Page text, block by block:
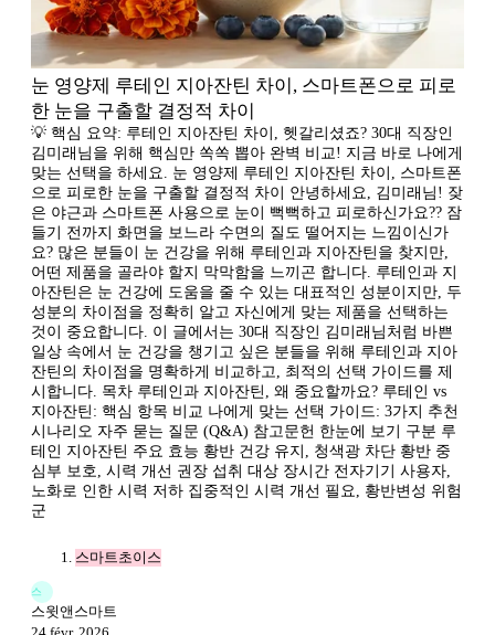
눈 영양제 루테인 지아잔틴 차이, 스마트폰으로 피로
한 눈을 구출할 결정적 차이
💡 핵심 요약: 루테인 지아잔틴 차이, 헷갈리셨죠? 30대 직장인
김미래님을 위해 핵심만 쏙쏙 뽑아 완벽 비교! 지금 바로 나에게
맞는 선택을 하세요. 눈 영양제 루테인 지아잔틴 차이, 스마트폰
으로 피로한 눈을 구출할 결정적 차이 안녕하세요, 김미래님! 잦
은 야근과 스마트폰 사용으로 눈이 뻑뻑하고 피로하신가요?? 잠
들기 전까지 화면을 보느라 수면의 질도 떨어지는 느낌이신가
요? 많은 분들이 눈 건강을 위해 루테인과 지아잔틴을 찾지만,
어떤 제품을 골라야 할지 막막함을 느끼곤 합니다. 루테인과 지
아잔틴은 눈 건강에 도움을 줄 수 있는 대표적인 성분이지만, 두
성분의 차이점을 정확히 알고 자신에게 맞는 제품을 선택하는
것이 중요합니다. 이 글에서는 30대 직장인 김미래님처럼 바쁜
일상 속에서 눈 건강을 챙기고 싶은 분들을 위해 루테인과 지아
잔틴의 차이점을 명확하게 비교하고, 최적의 선택 가이드를 제
시합니다. 목차 루테인과 지아잔틴, 왜 중요할까요? 루테인 vs
지아잔틴: 핵심 항목 비교 나에게 맞는 선택 가이드: 3가지 추천
시나리오 자주 묻는 질문 (Q&A) 참고문헌 한눈에 보기 구분 루
테인 지아잔틴 주요 효능 황반 건강 유지, 청색광 차단 황반 중
심부 보호, 시력 개선 권장 섭취 대상 장시간 전자기기 사용자,
노화로 인한 시력 저하 집중적인 시력 개선 필요, 황반변성 위험
군
스마트초이스
스
스윗앤스마트